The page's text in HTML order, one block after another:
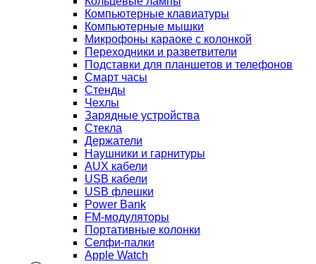
Компьютерные клавиатуры
Компьютерные мышки
Микрофоны караоке с колонкой
Переходники и разветвители
Подставки для планшетов и телефонов
Смарт часы
Стенды
Чехлы
Зарядные устройства
Стекла
Держатели
Наушники и гарнитуры
AUX кабели
USB кабели
USB флешки
Power Bank
FM-модуляторы
Портативные колонки
Селфи-палки
Apple Watch